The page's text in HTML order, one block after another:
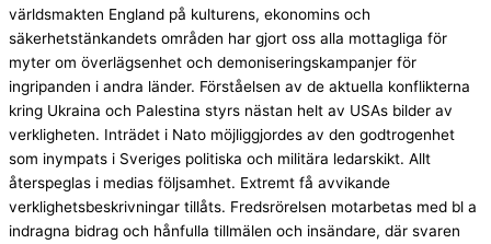
världsmakten England på kulturens, ekonomins och
säkerhetstänkandets områden har gjort oss alla mottagliga för
myter om överlägsenhet och demoniseringskampanjer för
ingripanden i andra länder. Förståelsen av de aktuella konflikterna
kring Ukraina och Palestina styrs nästan helt av USAs bilder av
verkligheten. Inträdet i Nato möjliggjordes av den godtrogenhet
som inympats i Sveriges politiska och militära ledarskikt. Allt
återspeglas i medias följsamhet. Extremt få avvikande
verklighetsbeskrivningar tillåts. Fredsrörelsen motarbetas med bl a
indragna bidrag och hånfulla tillmälen och insändare, där svaren